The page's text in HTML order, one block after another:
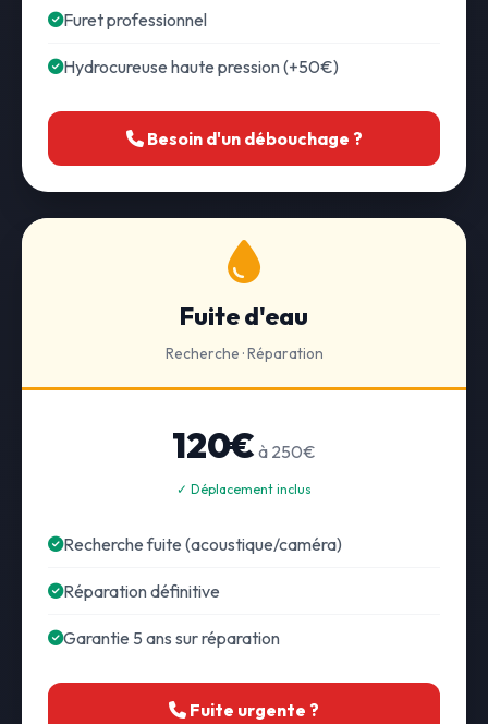
Furet professionnel
Hydrocureuse haute pression (+50€)
Besoin d'un débouchage ?
Fuite d'eau
Recherche · Réparation
120€ à 250€
✓ Déplacement inclus
Recherche fuite (acoustique/caméra)
Réparation définitive
Garantie 5 ans sur réparation
Fuite urgente ?